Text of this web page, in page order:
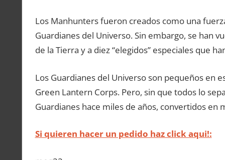
Los Manhunters fueron creados como una
Guardianes del Universo. Sin embargo, se han
de la Tierra y a diez “elegidos” especiales que
Los Guardianes del Universo son pequeños en
Green Lantern Corps. Pero, sin que todos lo
Guardianes hace miles de años, convertidos
Si quieren hacer un pedido haz click aqui!: